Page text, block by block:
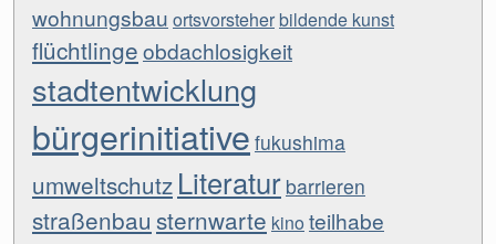
wohnungsbau ortsvorsteherbildende kunst
flüchtlingeobdachlosigkeit
stadtentwicklung
bürgerinitiative fukushima
umweltschutz Literatur barrieren
straßenbau sternwarte kino teilhabe